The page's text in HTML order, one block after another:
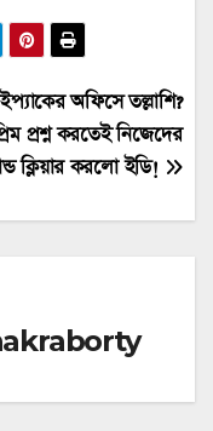
অফিসে তল্লাশি?
প্রশ্ন করতেই নিজেদের
ক্লিয়ার করলো ইডি!